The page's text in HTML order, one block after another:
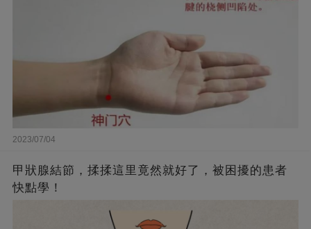
2023/07/04
甲狀腺結節，揉揉這里竟然就好了，被困擾的患者
快點學！